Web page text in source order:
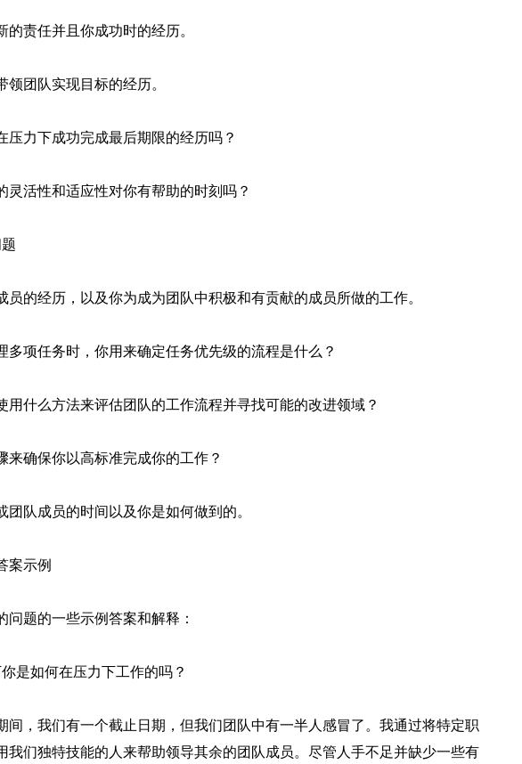
的责任并且你成功时的经历。
领团队实现目标的经历。
压力下成功完成最后期限的经历吗？
灵活性和适应性对你有帮助的时刻吗？
员的经历，以及你为成为团队中积极和有贡献的成员所做的工作。
多项任务时，你用来确定任务优先级的流程是什么？
用什么方法来评估团队的工作流程并寻找可能的改进领域？
来确保你以高标准完成你的工作？
团队成员的时间以及你是如何做到的。
案示例
问题的一些示例答案和解释：
是如何在压力下工作的吗？
间，我们有一个截止日期，但我们团队中有一半人感冒了。我通过将特定职
我们独特技能的人来帮助领导其余的团队成员。尽管人手不足并缺少一些有